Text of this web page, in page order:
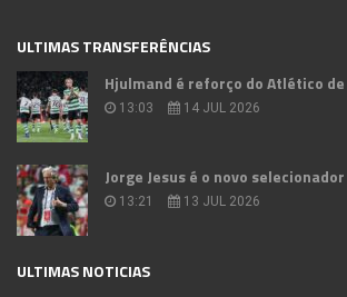
ULTIMAS TRANSFERÊNCIAS
Hjulmand é reforço do Atlético
13:03 14 JUL 2026
Jorge Jesus é o novo
13:21 13 JUL 2026
ULTIMAS NOTICIAS